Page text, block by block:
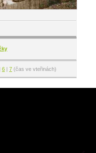
6 | 7 (čas ve vteřinách)